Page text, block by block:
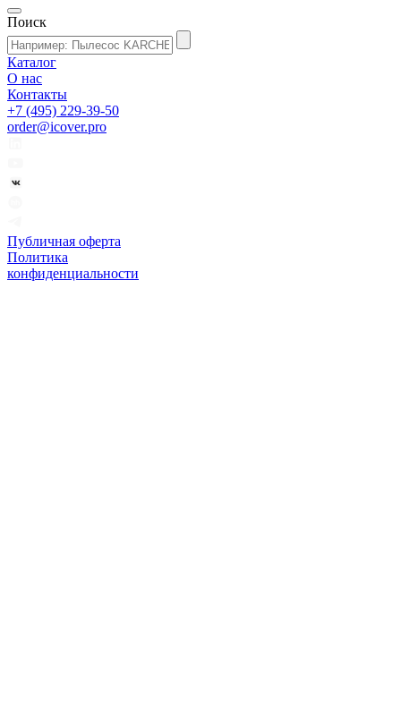
Поиск
Каталог
О нас
Контакты
+7 (495) 229-39-50
order@icover.pro
Публичная оферта
Политика
конфиденциальности